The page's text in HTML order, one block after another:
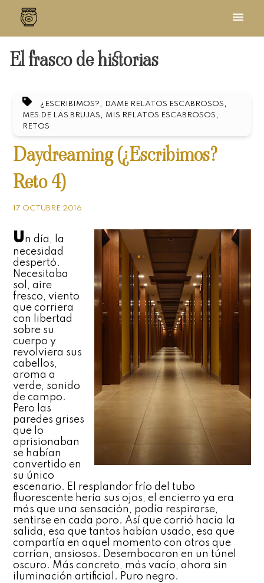
El frasco de historias
¿ESCRIBIMOS? , DAME RELATOS ESCABROSOS ,
MES DE LAS BRUJAS , MIS RELATOS ESCABROSOS ,
RETOS
Daydreaming (¿Escribimos?
Reto 4)
17 OCTUBRE 2016
Un día, la
necesidad
despertó.
Necesitaba
sol, aire
fresco, viento
que corriera
con libertad
sobre su
cuerpo y
revolviera sus
cabellos,
aroma a
verde, sonido
de campo.
Pero las
paredes grises
que lo
aprisionaban
se habían
convertido en
su único
escenario. El resplandor frío del tubo
fluorescente hería sus ojos, el encierro ya era
más que una sensación, podía respirarse,
sentirse en cada poro. Así que corrió hacia la
salida, esa que tantos habían usado, esa que
compartía en aquel momento con otros que
corrían, ansiosos. Desembocaron en un túnel
oscuro. Más concreto, más vacío, ahora sin
iluminación artificial. Puro negro.